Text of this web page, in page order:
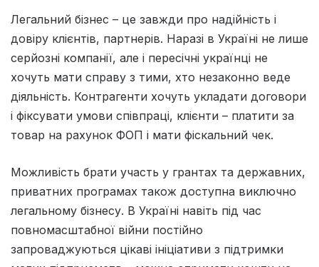
Легальний бізнес – це завжди про надійність і
довіру клієнтів, партнерів. Наразі в Україні не лише
серйозні компанії, але і пересічні українці не
хочуть мати справу з тими, хто незаконно веде
діяльність. Контрагенти хочуть укладати договори
і фіксувати умови співпраці, клієнти – платити за
товар на рахунок ФОП і мати фіскальний чек.
Можливість брати участь у грантах та державних,
приватних програмах також доступна виключно
легальному бізнесу. В Україні навіть під час
повномасштабної війни постійно
запроваджуються цікаві ініціативи з підтримки